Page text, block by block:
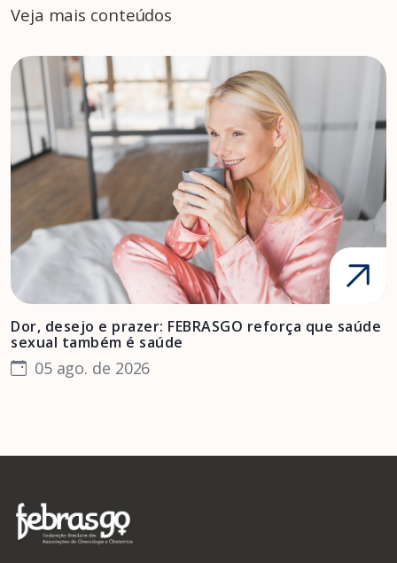
Veja mais conteúdos
Dor, desejo e prazer: FEBRASGO reforça que saúde
sexual também é saúde
05 ago. de 2026